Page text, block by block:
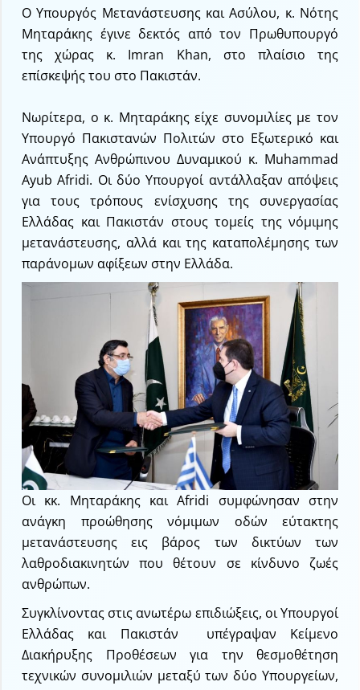
Ο Υπουργός Μετανάστευσης και Ασύλου, κ. Νότης
Μηταράκης έγινε δεκτός από τον Πρωθυπουργό
της χώρας κ. Imran Khan, στο πλαίσιο της
επίσκεψής του στο Πακιστάν.
Νωρίτερα, ο κ. Μηταράκης είχε συνομιλίες με τον
Υπουργό Πακιστανών Πολιτών στο Εξωτερικό και
Ανάπτυξης Ανθρώπινου Δυναμικού κ. Muhammad
Ayub Afridi. Οι δύο Υπουργοί αντάλλαξαν απόψεις
για τους τρόπους ενίσχυσης της συνεργασίας
Ελλάδας και Πακιστάν στους τομείς της νόμιμης
μετανάστευσης, αλλά και της καταπολέμησης των
παράνομων αφίξεων στην Ελλάδα.
Οι κκ. Μηταράκης και Afridi συμφώνησαν στην
ανάγκη προώθησης νόμιμων οδών εύτακτης
μετανάστευσης εις βάρος των δικτύων των
λαθροδιακινητών που θέτουν σε κίνδυνο ζωές
ανθρώπων.
Συγκλίνοντας στις ανωτέρω επιδιώξεις, οι Υπουργοί
Ελλάδας και Πακιστάν υπέγραψαν Κείμενο
Διακήρυξης Προθέσεων για την θεσμοθέτηση
τεχνικών συνομιλιών μεταξύ των δύο Υπουργείων,